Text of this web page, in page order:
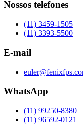
Nossos telefones
(11) 3459-1505
(11) 3393-5500
E-mail
WhatsApp
(11) 99250-8380
(11) 96592-0121